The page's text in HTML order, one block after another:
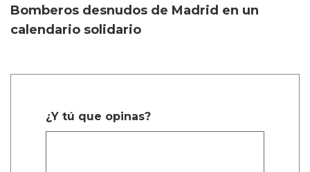
Bomberos desnudos de Madrid en un
calendario solidario
¿Y tú que opinas?